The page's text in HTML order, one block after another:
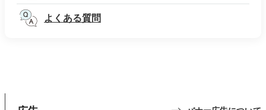
よくある質問